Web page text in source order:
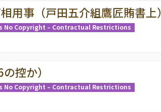
用事（戸田五介組鷹匠賄書上）
No Copyright – Contractual Restrictions
控か）
No Copyright – Contractual Restrictions